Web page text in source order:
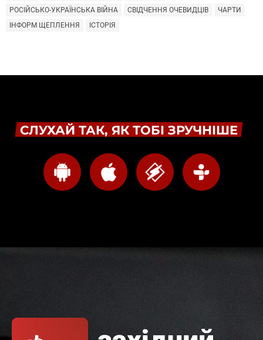
РОСІЙСЬКО-УКРАЇНСЬКА ВІЙНА
СВІДЧЕННЯ ОЧЕВИДЦІВ
ЧАРТИ
ІНФОРМ ЩЕПЛЕННЯ
ІСТОРІЯ
СЛУХАЙ ТАК, ЯК ТОБІ ЗРУЧНІШЕ